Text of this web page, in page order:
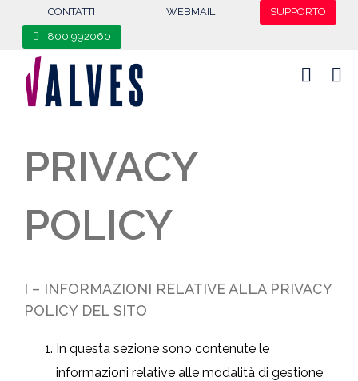
CONTATTI WEBMAIL SUPPORTO
800.992060
PRIVACY
POLICY
I – INFORMAZIONI RELATIVE ALLA PRIVACY
POLICY DEL SITO
In questa sezione sono contenute le
informazioni relative alle modalità di gestione